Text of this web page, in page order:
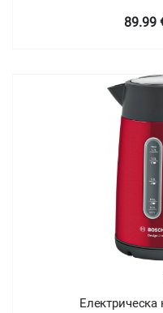
89.99
Електрическа